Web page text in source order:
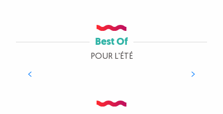
Best Of
POUR L'ÉTÉ
Léry-Poses en Normandie